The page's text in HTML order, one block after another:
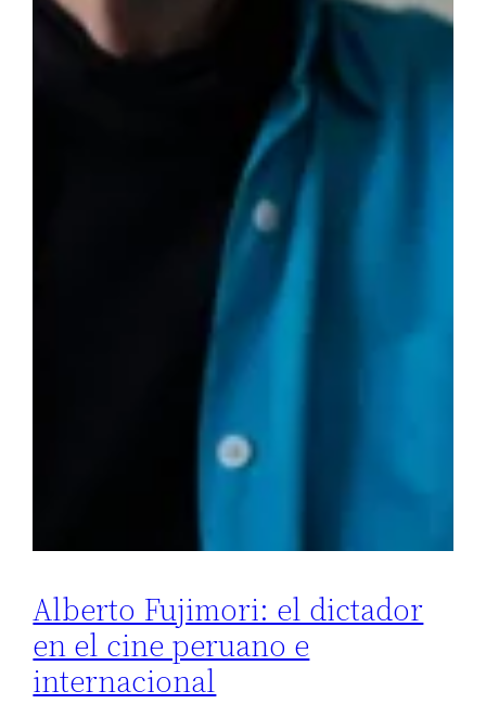
Alberto Fujimori: el dictador
en el cine peruano e
internacional